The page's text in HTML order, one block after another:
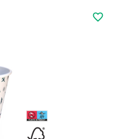
favorite_border